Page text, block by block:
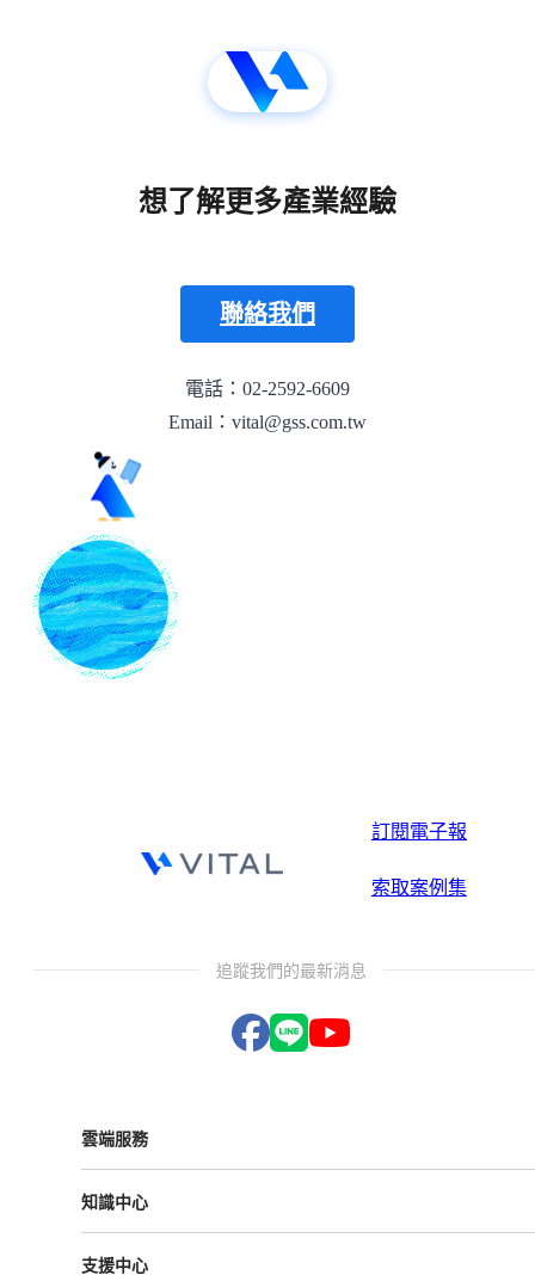
想了解更多產業經驗
聯絡我們
電話：02-2592-6609
Email：vital@gss.com.tw
訂閱電子報
索取案例集
追蹤我們的最新消息
雲端服務
Vital NetZero
Vital Finance
知識中心
成功案例
支援中心